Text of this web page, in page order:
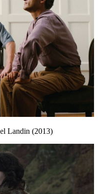
Landin (2013)